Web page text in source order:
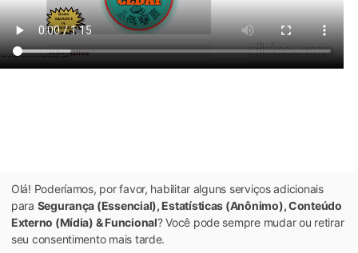
Olá! Poderíamos, por favor, habilitar alguns serviços adicionais
para Segurança (Essencial), Estatísticas (Anônimo), Conteúdo
Externo (Mídia) & Funcional? Você pode sempre mudar ou retirar
seu consentimento mais tarde.